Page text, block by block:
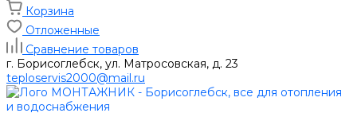
Корзина
Отложенные
Сравнение товаров
г. Борисоглебск, ул. Матросовская, д. 23
teploservis2000@mail.ru